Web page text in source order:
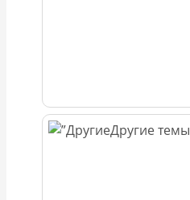
Другие темы